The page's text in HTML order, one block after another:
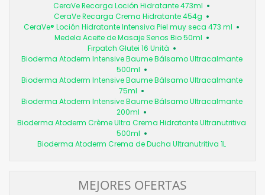
CeraVe Recarga Loción Hidratante 473ml
CeraVe Recarga Crema Hidratante 454g
CeraVe® Loción Hidratante Intensiva Piel muy seca 473 ml
Medela Aceite de Masaje Senos Bio 50ml
Firpatch Glutei 16 Unità
Bioderma Atoderm Intensive Baume Bálsamo Ultracalmante
500ml
Bioderma Atoderm Intensive Baume Bálsamo Ultracalmante
75ml
Bioderma Atoderm Intensive Baume Bálsamo Ultracalmante
200ml
Bioderma Atoderm Crème Ultra Crema Hidratante Ultranutritiva
500ml
Bioderma Atoderm Crema de Ducha Ultranutritiva 1L
MEJORES OFERTAS